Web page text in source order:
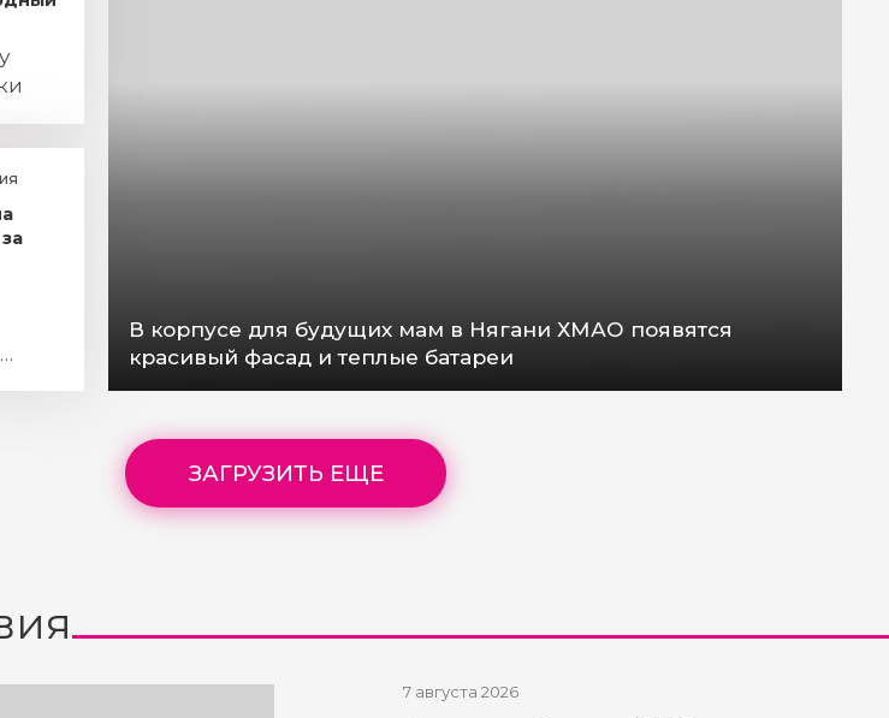
В корпусе для будущих мам в Нягани ХМАО появятся
красивый фасад и теплые батареи
ЗАГРУЗИТЬ ЕЩЕ
7 августа 2026